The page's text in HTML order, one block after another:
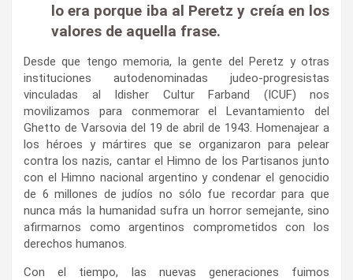
lo era porque iba al Peretz y creía en los
valores de aquella frase.
Desde que tengo memoria, la gente del Peretz y otras
instituciones autodenominadas judeo-progresistas
vinculadas al Idisher Cultur Farband (ICUF) nos
movilizamos para conmemorar el Levantamiento del
Ghetto de Varsovia del 19 de abril de 1943. Homenajear a
los héroes y mártires que se organizaron para pelear
contra los nazis, cantar el Himno de los Partisanos junto
con el Himno nacional argentino y condenar el genocidio
de 6 millones de judíos no sólo fue recordar para que
nunca más la humanidad sufra un horror semejante, sino
afirmarnos como argentinos comprometidos con los
derechos humanos.
Con el tiempo, las nuevas generaciones fuimos